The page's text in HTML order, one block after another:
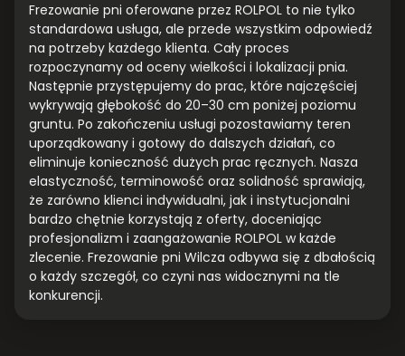
Frezowanie pni oferowane przez ROLPOL to nie tylko
standardowa usługa, ale przede wszystkim odpowiedź
na potrzeby każdego klienta. Cały proces
rozpoczynamy od oceny wielkości i lokalizacji pnia.
Następnie przystępujemy do prac, które najczęściej
wykrywają głębokość do 20–30 cm poniżej poziomu
gruntu. Po zakończeniu usługi pozostawiamy teren
uporządkowany i gotowy do dalszych działań, co
eliminuje konieczność dużych prac ręcznych. Nasza
elastyczność, terminowość oraz solidność sprawiają,
że zarówno klienci indywidualni, jak i instytucjonalni
bardzo chętnie korzystają z oferty, doceniając
profesjonalizm i zaangażowanie ROLPOL w każde
zlecenie. Frezowanie pni Wilcza odbywa się z dbałością
o każdy szczegół, co czyni nas widocznymi na tle
konkurencji.